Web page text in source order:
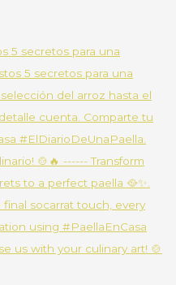
5 secretos para una